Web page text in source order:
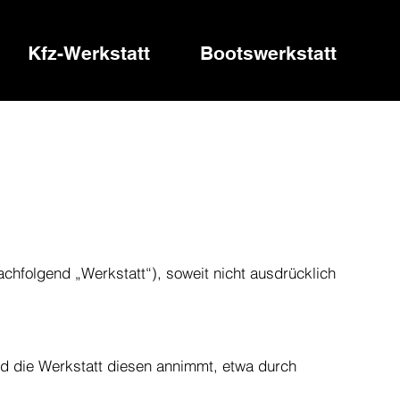
Kfz-Werkstatt Bootswerkstatt
„Werkstatt“), soweit nicht ausdrücklich
die Werkstatt diesen annimmt, etwa durch